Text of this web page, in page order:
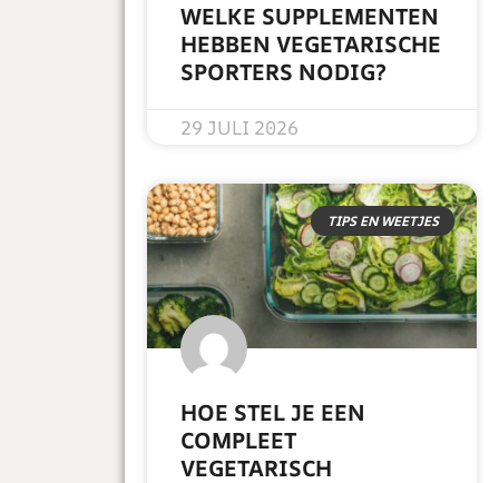
WELKE SUPPLEMENTEN
HEBBEN VEGETARISCHE
SPORTERS NODIG?
29 JULI 2026
TIPS EN WEETJES
HOE STEL JE EEN
COMPLEET
VEGETARISCH